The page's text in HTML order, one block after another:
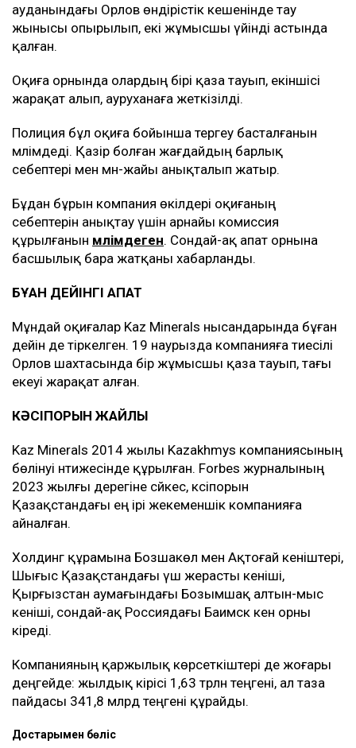
ауданындағы Орлов өндірістік кешенінде тау
жынысы опырылып, екі жұмысшы үйінді астында
қалған.
Оқиға орнында олардың бірі қаза тауып, екіншісі
жарақат алып, ауруханаға жеткізілді.
Полиция бұл оқиға бойынша тергеу басталғанын
мәлімдеді. Қазір болған жағдайдың барлық
себептері мен мән-жайы анықталып жатыр.
Бұдан бұрын компания өкілдері оқиғаның
себептерін анықтау үшін арнайы комиссия
құрылғанын мәлімдеген. Сондай-ақ апат орнына
басшылық бара жатқаны хабарланды.
БҰҒАН ДЕЙІНГІ АПАТ
Мұндай оқиғалар Kaz Minerals нысандарында бұған
дейін де тіркелген. 19 наурызда компанияға тиесілі
Орлов шахтасында бір жұмысшы қаза тауып, тағы
екеуі жарақат алған.
КӘСІПОРЫН ЖАЙЛЫ
Kaz Minerals 2014 жылы Kazakhmys компаниясының
бөлінуі нәтижесінде құрылған. Forbes журналының
2023 жылғы дерегіне сәйкес, кәсіпорын
Қазақстандағы ең ірі жекеменшік компанияға
айналған.
Холдинг құрамына Бозшакөл мен Ақтоғай кеніштері,
Шығыс Қазақстандағы үш жерасты кеніші,
Қырғызстан аумағындағы Бозымшақ алтын-мыс
кеніші, сондай-ақ Россиядағы Баимск кен орны
кіреді.
Компанияның қаржылық көрсеткіштері де жоғары
деңгейде: жылдық кірісі 1,63 трлн теңгені, ал таза
пайдасы 341,8 млрд теңгені құрайды.
Достарыңмен бөліс